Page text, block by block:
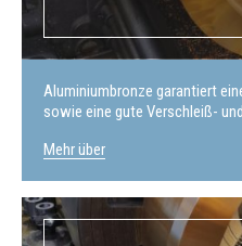
Aluminiumbronze garantiert
sowie eine gute Verschleiß-
Mehr über